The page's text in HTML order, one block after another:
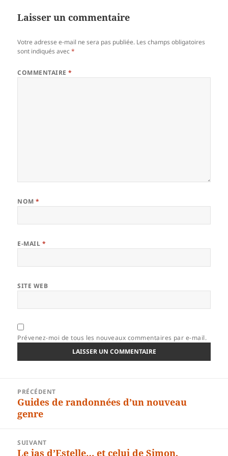
Laisser un commentaire
Votre adresse e-mail ne sera pas publiée. Les champs obligatoires
sont indiqués avec*
COMMENTAIRE*
NOM*
E-MAIL *
SITE WEB
Prévenez-moi de tous les nouveaux commentaires par e-mail.
l’article
PRÉCÉDENT
Article
précédent :
Guides de randonnées d’un nouveau
genre
SUIVANT
Article
Le jas d’Estelle… et celui de Simon,